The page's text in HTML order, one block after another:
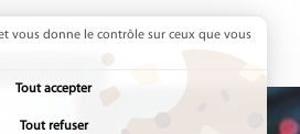
Page active :
Les Agoras
vous donne le contrôle sur ceux que vous
Tout accepter
Tout refuser